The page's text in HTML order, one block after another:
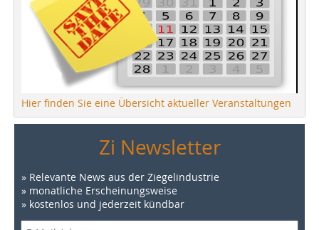
Hier finden Sie eine Übersicht aktueller Veranstaltungen
Zi Newsletter
» Relevante News aus der Ziegelindustrie
» monatliche Erscheinungsweise
» kostenlos und jederzeit kündbar